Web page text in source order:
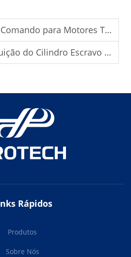
para Motores Turbo: Otimizando o Desempenho
Escravo da Embreagem: Reparações Hidráulicas da Embreagem
Rápidos
Produtos
Sobre Nós